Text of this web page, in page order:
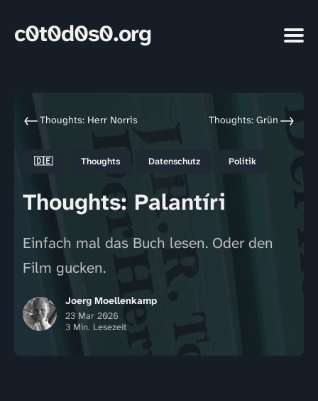
c0t0d0s0.org
←Thoughts: Herr Norris Thoughts: Grün →
🇩🇪 Thoughts Datenschutz Politik
Thoughts: Palantíri
Einfach mal das Buch lesen. Oder den
Film gucken.
Joerg Moellenkamp
23 Mar 2026
3 Min. Lesezeit